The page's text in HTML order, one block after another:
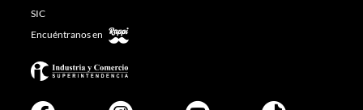
SIC
Encuéntranos en